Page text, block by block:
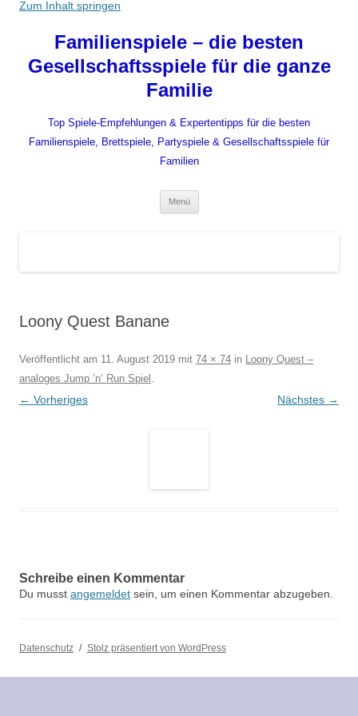
Zum Inhalt springen
Familienspiele – die besten
Gesellschaftsspiele für die ganze
Familie
Top Spiele-Empfehlungen & Expertentipps für die besten
Familienspiele, Brettspiele, Partyspiele & Gesellschaftsspiele für
Familien
Menü
Loony Quest Banane
Veröffentlicht am 11. August 2019 mit 74 × 74 in Loony Quest –
analoges Jump ’n‘ Run Spiel .
← Vorheriges Nächstes →
Schreibe einen Kommentar
Du musst angemeldet sein, um einen Kommentar abzugeben.
Datenschutz Stolz präsentiert von WordPress